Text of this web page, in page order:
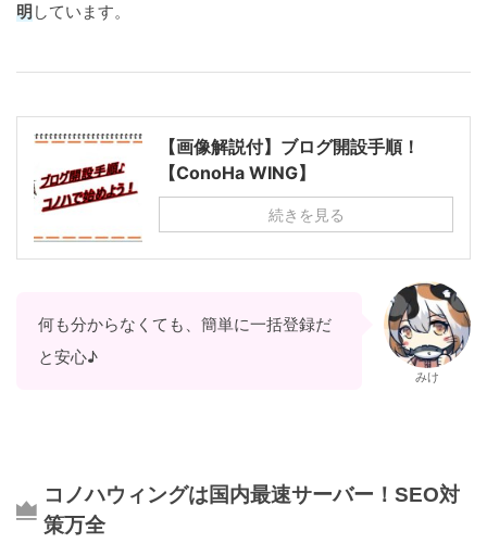
明しています。
【画像解説付】ブログ開設手順！
【ConoHa WING】
続きを見る
何も分からなくても、簡単に一括登録だ
と安心♪
みけ
コノハウィングは国内最速サーバー！SEO対
策万全